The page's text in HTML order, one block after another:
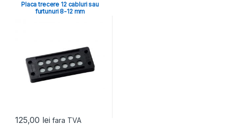
Placa trecere 12 cabluri sau
furtunuri 8-12 mm
125,00 lei fara TVA